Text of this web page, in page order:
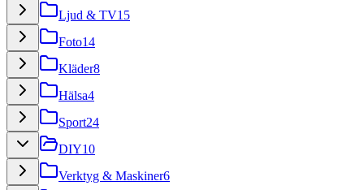
Ljud & TV15
Foto14
Kläder8
Hälsa4
Sport24
DIY10
Verktyg & Maskiner6